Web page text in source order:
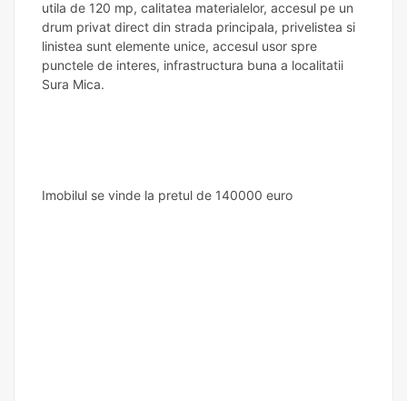
utila de 120 mp, calitatea materialelor, accesul pe un
drum privat direct din strada principala, privelistea si
linistea sunt elemente unice, accesul usor spre
punctele de interes, infrastructura buna a localitatii
Sura Mica.
Imobilul se vinde la pretul de 140000 euro